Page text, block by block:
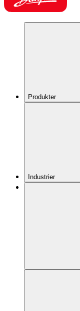
Produkter
Industrier